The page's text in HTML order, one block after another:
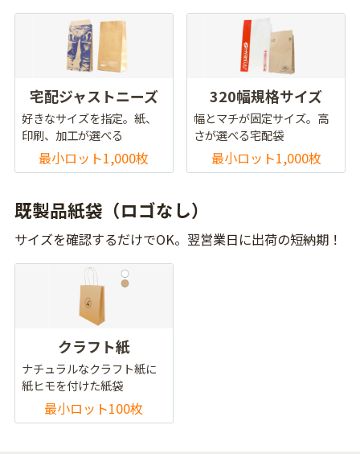
宅配ジャストニーズ
好きなサイズを指定。紙、
印刷、加工が選べる
最小ロット1,000枚
320幅規格サイズ
幅とマチが固定サイズ。高
さが選べる宅配袋
最小ロット1,000枚
既製品紙袋（ロゴなし）
サイズを確認するだけでOK。翌営業日に出荷の短納期！
クラフト紙
ナチュラルなクラフト紙に
紙ヒモを付けた紙袋
最小ロット100枚